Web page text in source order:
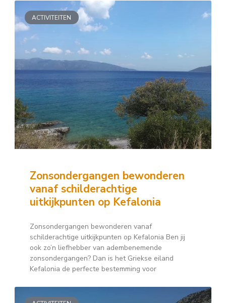
ACTIVITEITEN
Zonsondergangen bewonderen
vanaf schilderachtige
uitkijkpunten op Kefalonia
Zonsondergangen bewonderen vanaf
schilderachtige uitkijkpunten op Kefalonia Ben jij
ook zo’n liefhebber van adembenemende
zonsondergangen? Dan is het Griekse eiland
Kefalonia de perfecte bestemming voor